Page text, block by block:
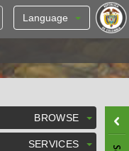
Language
BROWSE
SERVICES